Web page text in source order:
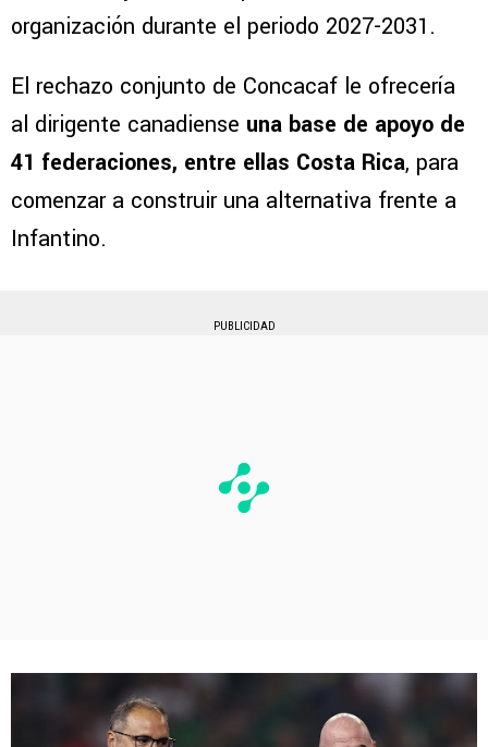
organización durante el periodo 2027-2031.
El rechazo conjunto de Concacaf le ofrecería
al dirigente canadiense una base de apoyo de
41 federaciones, entre ellas Costa Rica, para
comenzar a construir una alternativa frente a
Infantino.
PUBLICIDAD